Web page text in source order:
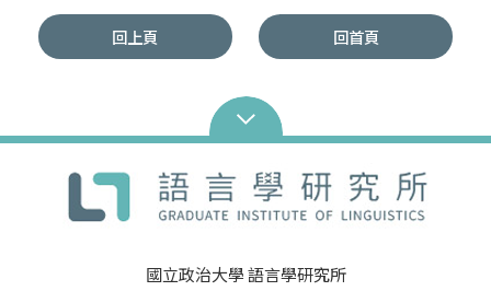
回上頁 回首頁
國立政治大學 語言學研究所